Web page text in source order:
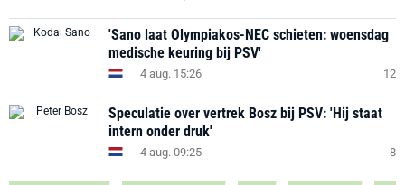
'Sano laat Olympiakos-NEC schieten: woensdag
medische keuring bij PSV'
4 aug. 15:26 12
Speculatie over vertrek Bosz bij PSV: 'Hij staat
intern onder druk'
4 aug. 09:25 8